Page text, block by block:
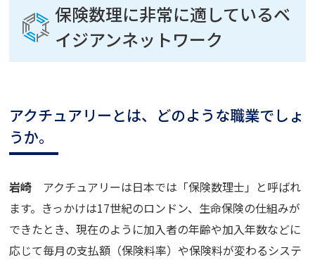
保険数理に非常に適しているベ
イジアンネットワーク
アクチュアリーとは、どのような職業でしょ
うか。
岩崎 アクチュアリーは日本では「保険数理士」と呼ばれ
ます。きっかけは17世紀のロンドン、生命保険の仕組みが
できたとき、現在のように加入者の年齢や加入年数などに
応じて毎月の支払額（保険料率）や保険料が変わるシステ